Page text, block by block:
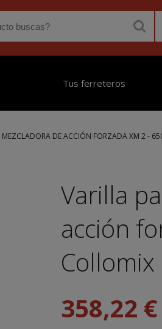
Tus ferreteros
MEZCLADORA DE ACCIÓN FORZADA XM 2 -
Varilla
acción
Collomix
358,22 €